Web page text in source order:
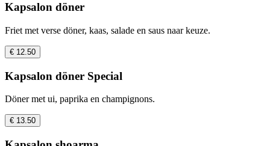
Kapsalon döner
Friet met verse döner, kaas, salade en saus naar keuze.
€ 12.50
Kapsalon döner Special
Döner met ui, paprika en champignons.
€ 13.50